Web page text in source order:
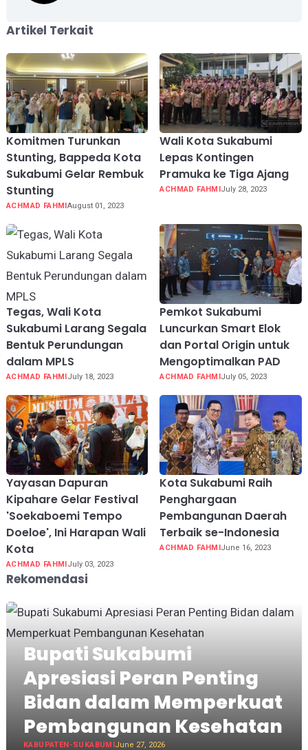
Artikel Terkait
Komitmen Turunkan
Stunting, Bappeda Kota
Sukabumi Gelar Rembuk
Stunting
ACHMAD FAHMIAugust 01, 2023
Wali Kota Sukabumi
Lepas Kontingen
Pramuka ke Tiga Ajang
ACHMAD FAHMIJuly 28, 2023
Tegas, Wali Kota
Sukabumi Larang Segala
Bentuk Perundungan
dalam MPLS
ACHMAD FAHMIJuly 18, 2023
Pemkot Sukabumi
Luncurkan Smart Elok
dan Portal Origin untuk
Mengoptimalkan PAD
ACHMAD FAHMIJuly 05, 2023
Yayasan Dapuran
Kipahare Gelar Festival
'Soekaboemi Tempo
Doeloe', Ini Harapan Wali
Kota
ACHMAD FAHMIJuly 03, 2023
Kota Sukabumi Raih
Penghargaan
Pembangunan Daerah
Terbaik se-Indonesia
ACHMAD FAHMIJune 16, 2023
Rekomendasi
Bupati Sukabumi
Apresiasi Peran Penting
Bidan dalam Memperkuat
Pembangunan Kesehatan
KABUPATEN-SUKABUMIJune 27, 2026